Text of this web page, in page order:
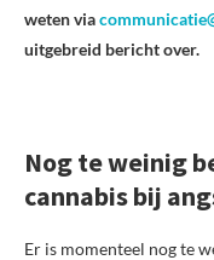
weten via
uitgebreid bericht over.
Nog te weinig
cannabis bij
Er is momenteel nog te